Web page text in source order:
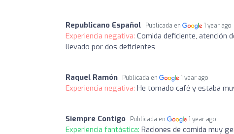
Republicano Español Publicada en 1 year ago
Experiencia negativa: Comida deficiente, atención
llevado por dos deficientes
Raquel Ramón Publicada en 1 year ago
Experiencia negativa: He tomado café y estaba
Siempre Contigo Publicada en 1 year ago
Experiencia fantástica: Raciones de comida muy